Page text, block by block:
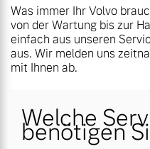
Aktuelle
Aktuelle
Über uns
Unsere News &
Aktuelle
Aktuelle
Über uns
Unsere News &
Was immer Ihr Volvo
von der Wartung bis zur
einfach aus unseren
aus. Wir melden uns
mit Ihnen ab.
Welche
benötigen